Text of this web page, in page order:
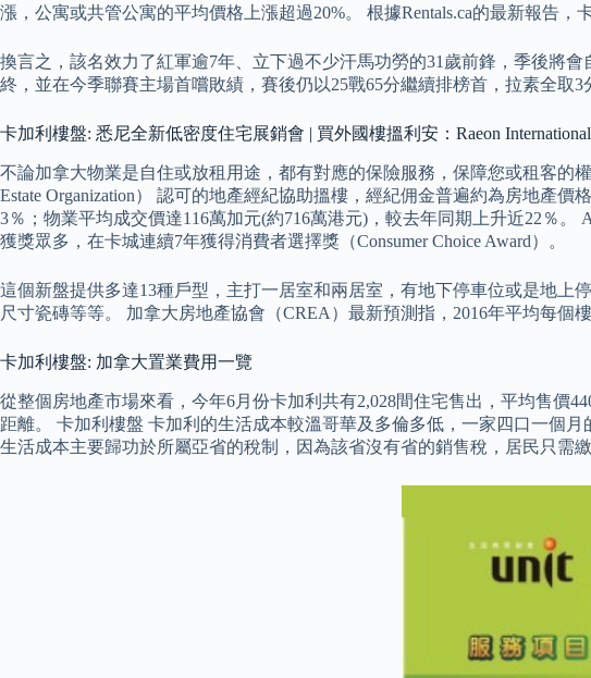
漲，公寓或共管公寓的平均價格上漲超過20%。 根據Rentals.ca的最新報告
換言之，該名效力了紅軍逾7年、立下過不少汗馬功勞的31歲前鋒，季後將
終，並在今季聯賽主場首嚐敗績，賽後仍以25戰65分繼續排榜首，拉素全取3
卡加利樓盤: 悉尼全新低密度住宅展銷會 | 買外國樓搵利安：Raeon International
不論加拿大物業是自住或放租用途，都有對應的保險服務，保障您或租客的
Estate Organization） 認可的地產經紀協助搵樓，經紀佣金普遍約為房地產
3％；物業平均成交價達116萬加元(約716萬港元)，較去年同期上升近22％
獲獎眾多，在卡城連續7年獲得消費者選擇獎（Consumer Choice Award）。
這個新盤提供多達13種戶型，主打一居室和兩居室，有地下停車位或是地
尺寸瓷磚等等。 加拿大房地產協會（CREA）最新預測指，2016年平均每個
卡加利樓盤: 加拿大置業費用一覽
從整個房地產市場來看，今年6月份卡加利共有2,028間住宅售出，平均售價
距離。 卡加利樓盤 卡加利的生活成本較溫哥華及多倫多低，一家四口一個
生活成本主要歸功於所屬亞省的稅制，因為該省沒有省的銷售稅，居民只需